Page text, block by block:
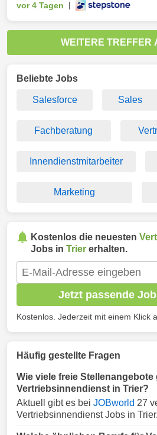
vor 4 Tagen
WEITERE TREFFER
Beliebte Jobs
Salesforce Sales
Fachberatung
Innendienstmitarbeiter
Marketing
Kostenlos die neuesten
Jobs in Trier erhalten.
Jetzt passende
Kostenlos. Jederzeit mit einem Klick
Häufig gestellte Fragen
Wie viele freie Stellenangebote
Vertriebsinnendienst in Trier?
Aktuell gibt es bei JOBworld 27
Vertriebsinnendienst Jobs in Trier.